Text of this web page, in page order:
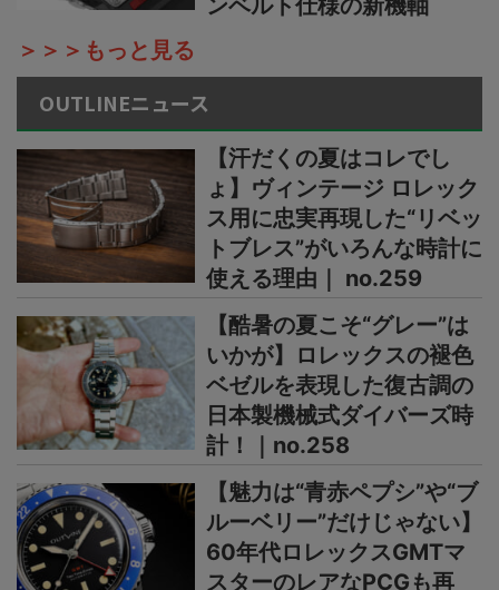
ンベルト仕様の新機軸
＞＞＞もっと見る
OUTLINEニュース
【汗だくの夏はコレでし
ょ】ヴィンテージ ロレック
ス用に忠実再現した“リベッ
トブレス”がいろんな時計に
使える理由｜ no.259
【酷暑の夏こそ“グレー”は
いかが】ロレックスの褪色
ベゼルを表現した復古調の
日本製機械式ダイバーズ時
計！｜no.258
【魅力は“青赤ペプシ”や“ブ
ルーベリー”だけじゃない】
60年代ロレックスGMTマ
スターのレアなPCGも再